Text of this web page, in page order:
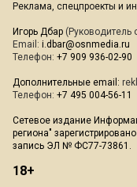
Реклама, спецпроекты и
Игорь Дбар (Руководитель
Email: i.dbar@osnmedia.ru
Телефон: +7 909 936-02-90
Дополнительные email:
Телефон: +7 495 004-56-11
Сетевое издание
региона"
запись ЭЛ № ФС77-73861.
18+